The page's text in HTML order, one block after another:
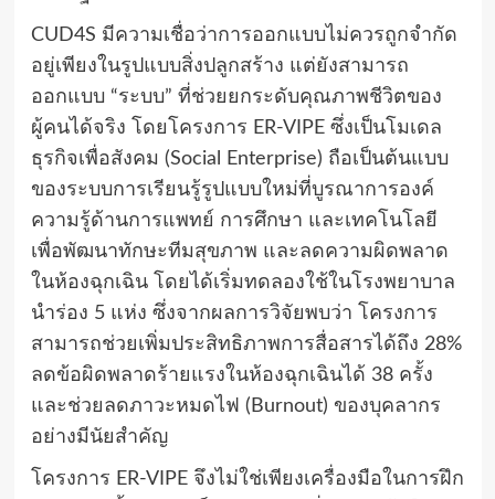
CUD4S มีความเชื่อว่าการออกแบบไม่ควรถูกจำกัด
อยู่เพียงในรูปแบบสิ่งปลูกสร้าง แต่ยังสามารถ
ออกแบบ “ระบบ” ที่ช่วยยกระดับคุณภาพชีวิตของ
ผู้คนได้จริง โดยโครงการ ER-VIPE ซึ่งเป็นโมเดล
ธุรกิจเพื่อสังคม (Social Enterprise) ถือเป็นต้นแบบ
ของระบบการเรียนรู้รูปแบบใหม่ที่บูรณาการองค์
ความรู้ด้านการแพทย์ การศึกษา และเทคโนโลยี
เพื่อพัฒนาทักษะทีมสุขภาพ และลดความผิดพลาด
ในห้องฉุกเฉิน โดยได้เริ่มทดลองใช้ในโรงพยาบาล
นำร่อง 5 แห่ง ซึ่งจากผลการวิจัยพบว่า โครงการ
สามารถช่วยเพิ่มประสิทธิภาพการสื่อสารได้ถึง 28%
ลดข้อผิดพลาดร้ายแรงในห้องฉุกเฉินได้ 38 ครั้ง
และช่วยลดภาวะหมดไฟ (Burnout) ของบุคลากร
อย่างมีนัยสำคัญ
โครงการ ER-VIPE จึงไม่ใช่เพียงเครื่องมือในการฝึก